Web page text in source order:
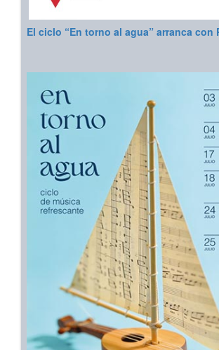
El ciclo “En torno al agua” arranca con